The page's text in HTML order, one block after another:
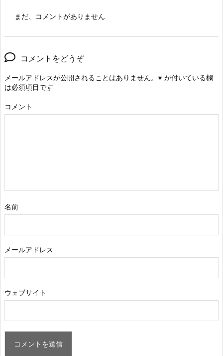
まだ、コメントがありません
コメントをどうぞ
メールアドレスが公開されることはありません。 ※ が付いている欄
は必須項目です
コメント
名前
メールアドレス
ウェブサイト